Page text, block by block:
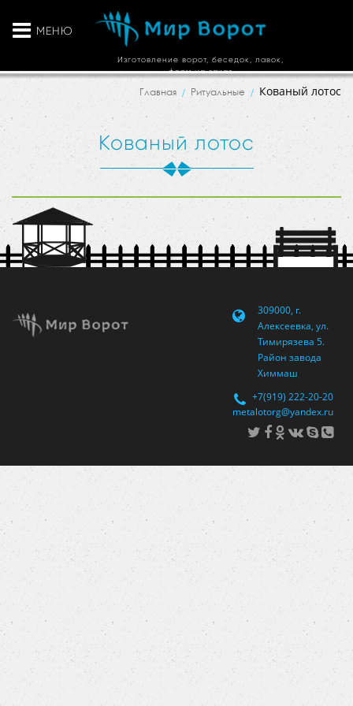
МЕНЮ
Изготовление ворот, беседок, лавок,
ферм на заказ
Главная Ритуальные Кованый лотос
Кованый лотос
309000, г.
Алексеевка, ул.
Тимирязева 5.
Район завода
Химмаш
+7(919) 222-20-20
metalotorg@yandex.ru